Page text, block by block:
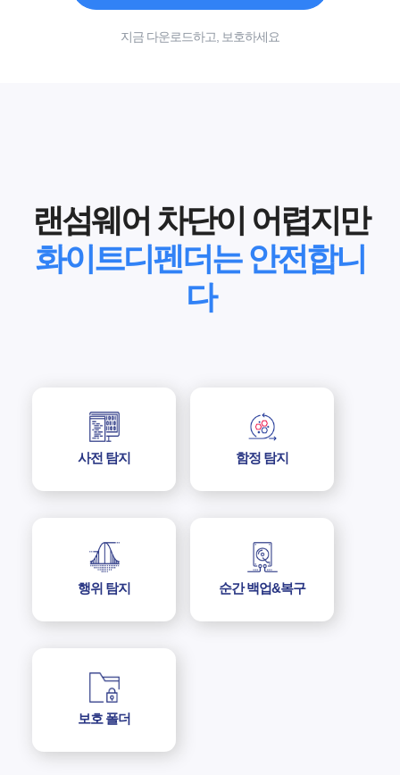
지금 다운로드하고, 보호하세요
랜섬웨어 차단이 어렵지만
화이트디펜더는 안전합니
다
사전 탐지 함정 탐지
행위 탐지 순간 백업&복구
보호 폴더